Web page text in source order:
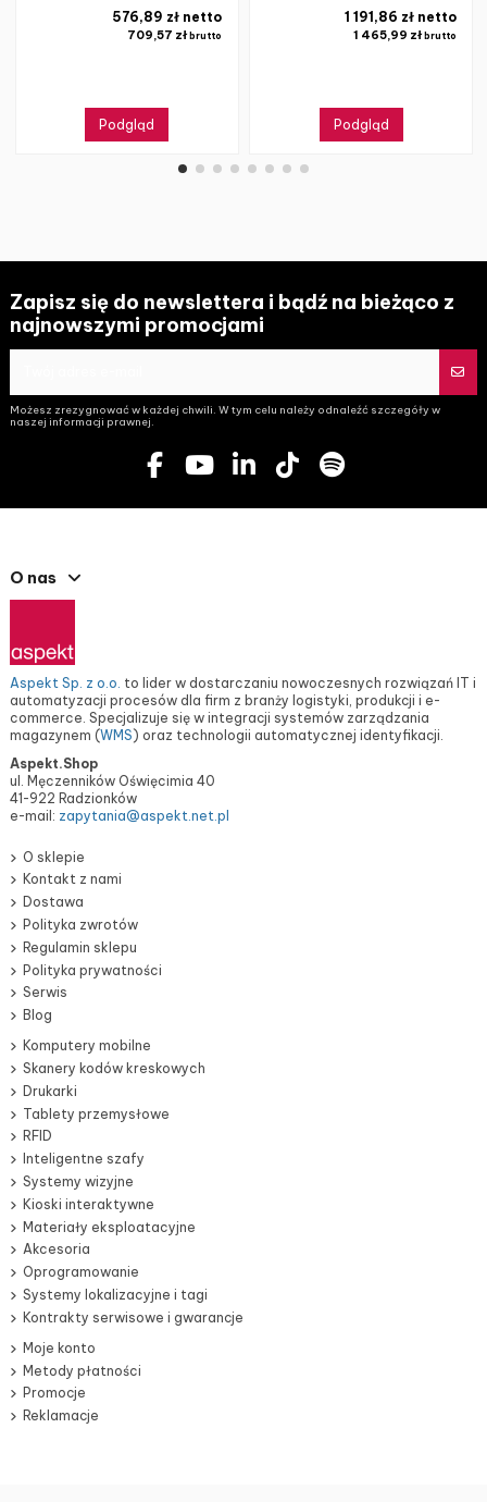
709,57 złbrutto
576,89 zł netto
Podgląd
1 465,99 zł brutto
1 191,86 zł netto
Podgląd
Zapisz się do newslettera i bądź na bieżąco z
najnowszymi promocjami
Możesz zrezygnować w każdej chwili. W tym celu należy odnaleźć szczegóły w
naszej informacji prawnej.
O nas
Aspekt Sp. z o.o. to lider w dostarczaniu nowoczesnych rozwiązań IT i
automatyzacji procesów dla firm z branży logistyki, produkcji i e-
commerce. Specjalizuje się w integracji systemów zarządzania
magazynem (WMS) oraz technologii automatycznej identyfikacji.
Aspekt.Shop
ul. Męczenników Oświęcimia 40
41-922 Radzionków
e-mail: zapytania@aspekt.net.pl
O sklepie
Kontakt z nami
Dostawa
Polityka zwrotów
Regulamin sklepu
Polityka prywatności
Serwis
Blog
Komputery mobilne
Skanery kodów kreskowych
Drukarki
Tablety przemysłowe
RFID
Inteligentne szafy
Systemy wizyjne
Kioski interaktywne
Materiały eksploatacyjne
Akcesoria
Oprogramowanie
Systemy lokalizacyjne i tagi
Kontrakty serwisowe i gwarancje
Moje konto
Metody płatności
Promocje
Reklamacje